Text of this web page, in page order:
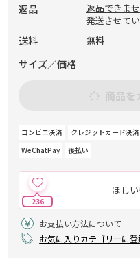
返品
返品できま
発送させてい
送料 無料
サイズ／価格
商品を
コンビニ決済 クレジットカード決済
WeChatPay
後払い
ほし
236
お支払い方法について
お気に入りカテゴリーに登